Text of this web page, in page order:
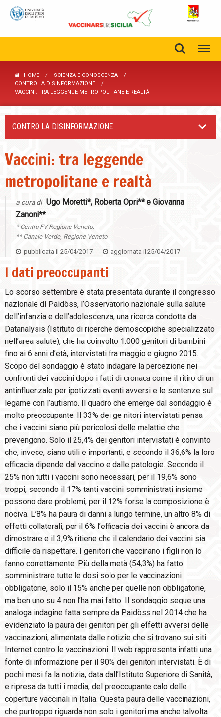
HOME
SCIENZA E CONOSCENZA
CONTRO LA DISINFORMAZIONE
VACCINI: TRA LEGGENDE METROPOLITANE E REALTÀ
CONTRO LA DISINFORMAZIONE
Vaccini: tra leggende
metropolitane e realtà
a cura di Ugo Moretti*, Roberta Opri** e Giovanna
Zanoni**
* Centro FV Regione Veneto,
** Canale Verde, Regione Veneto
pubblicata il 25/04/2017 aggiornata il 25/04/2017
I dati preoccupanti
Lo scorso settembre è stata presentata durante il congresso
nazionale di Paidòss, l’Osservatorio nazionale sulla salute
dell’infanzia e dell’adolescenza, una ricerca condotta da
Datanalysis (Istituto di ricerche demoscopiche specializzato
nell’area salute), che ha coinvolto 1.000 genitori di bambini
fino ai 6 anni d’età, intervistati fra maggio e giugno 2015.
Scopo del sondaggio è stato indagare la percezione nei
confronti dei vaccini dopo i fatti di cronaca come il ritiro di un
antinfluenzale per ipotizzati eventi avversi e le sentenze sul
legame con l’autismo. Il quadro che emerge dal sondaggio è
molto preoccupante. Il 33% dei ge nitori intervistati pensa
che i vaccini siano più pericolosi delle malattie che
prevengono. Solo il 25,4% dei genitori intervistati è convinto
che, invece, siano utili e importanti, e secondo il 36,6% la loro
efficacia dipende dal vaccino e dalle patologie. Secondo il
25% non tutti i vaccini sono necessari, per il 19,6% sono
troppi, secondo il 17% tanti vaccini somministrati insieme
possono dare problemi, per il 12% forse la composizione è
nociva. L’8% ha paura di danni a lungo termine, un altro 8% di
effetti collaterali, per il 6% l’efficacia dei vaccini è ancora da
dimostrare e il 3,9% ritiene che il calendario dei vaccini sia
difficile da rispettare. I genitori che vaccinano i figli non lo
fanno correttamente. Più della metà (54,3%) ha fatto
somministrare tutte le dosi solo per le vaccinazioni
obbligatorie, solo il 15% anche per quelle non obbligatorie,
ma ben uno su 4 non l’ha mai fatto. Il sondaggio segue una
analoga indagine fatta sempre da Paidòss nel 2014 che ha
evidenziato la paura dei genitori per gli effetti avversi delle
vaccinazioni, alimentata dalle notizie che si trovano sui siti
Internet contro le vaccinazioni. Il web rappresenta infatti una
fonte di informazione per il 90% dei genitori intervistati. È di
pochi mesi fa la notizia, data dall’Istituto Superiore di Sanità,
e ripresa da tutti i media, del preoccupante calo delle
coperture vaccinali in Italia. Questa paura delle vaccinazioni,
che purtroppo riguarda non solo i genitori ma anche talvolta